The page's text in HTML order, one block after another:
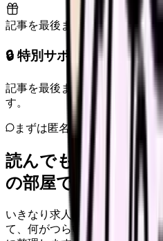
記事を最後まで読むと解放
🔒 特別サポート枠（未開放
記事を最後まで読むと、転職
す。
まずは匿名で整理
読んでもまだ苦し
の部屋で少し話して
いきなり求人相談には進みま
て、何がつらいのか、辞める